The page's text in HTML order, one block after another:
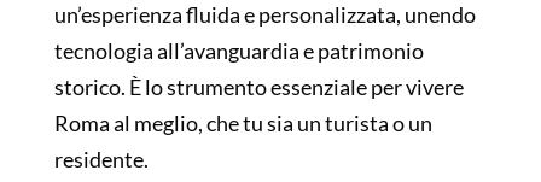
un’esperienza fluida e personalizzata, unendo
tecnologia all’avanguardia e patrimonio
storico. È lo strumento essenziale per vivere
Roma al meglio, che tu sia un turista o un
residente.